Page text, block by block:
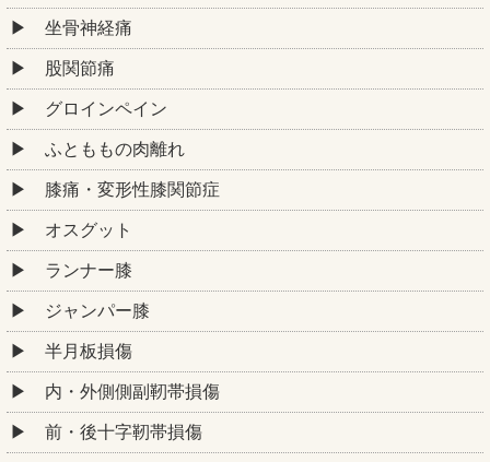
坐骨神経痛
股関節痛
グロインペイン
ふとももの肉離れ
膝痛・変形性膝関節症
オスグット
ランナー膝
ジャンパー膝
半月板損傷
内・外側側副靭帯損傷
前・後十字靭帯損傷